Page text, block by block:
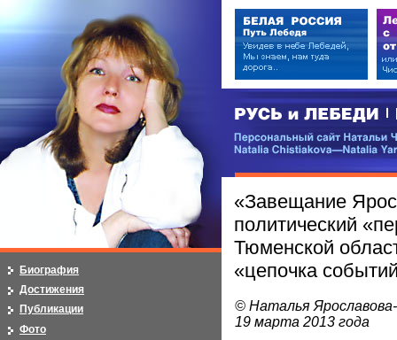
РУСЬ и ЛЕБЕДИ | RUSI —
Персональный сайт Натальи
«Завещание
политический
Тюменской
«цепочка
© Наталья
19 марта 2013 года
Биография
Достижения
Публикации
Фото